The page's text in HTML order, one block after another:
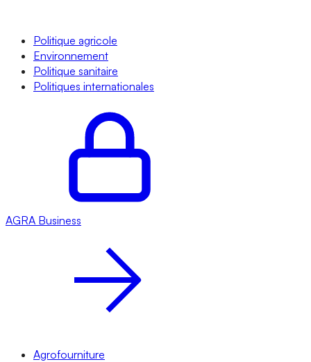
Politique agricole
Environnement
Politique sanitaire
Politiques internationales
AGRA Business
Agrofourniture